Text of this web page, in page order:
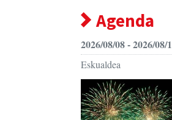
Agenda
2026/08/08 - 2026/08/
Eskualdea